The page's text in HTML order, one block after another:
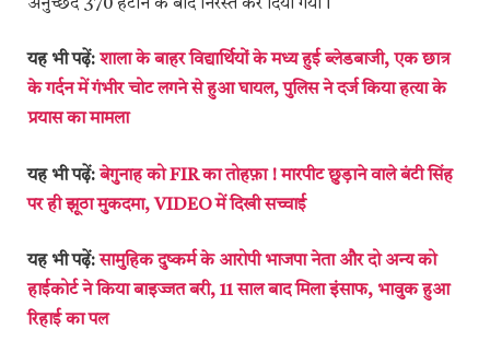
अनुच्छेद 370 हटाने के बाद निरस्त कर दिया गया।
यह भी पढ़ें: शाला के बाहर विद्यार्थियों के मध्य हुई ब्लेडबाजी, एक छात्र
के गर्दन में गंभीर चोट लगने से हुआ घायल, पुलिस ने दर्ज किया हत्या के
प्रयास का मामला
यह भी पढ़ें: बेगुनाह को FIR का तोहफ़ा ! मारपीट छुड़ाने वाले बंटी सिंह
पर ही झूठा मुकदमा, VIDEO में दिखी सच्चाई
यह भी पढ़ें:सामुहिक दुष्कर्म के आरोपी भाजपा नेता और दो अन्य को
हाईकोर्ट ने किया बाइज्जत बरी, 11 साल बाद मिला इंसाफ, भावुक हुआ
रिहाई का पल